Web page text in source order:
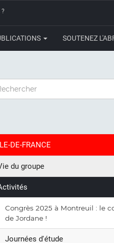
SOUTENEZ
DE-FRANCE
du groupe
Congrès 2025 à Montreuil : le
de Jordane !
Journées d'étude